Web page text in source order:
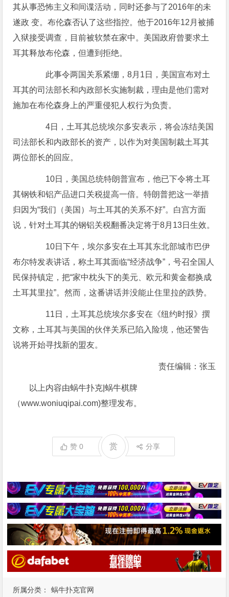
所属分类： 蜗牛扑克官网
其从事恐怖主义和间谍活动，同时还参与了2016年的未
遂政 变。布伦森否认了这些指控。他于2016年12月被捕
入狱接受调查，目前被软禁在家中。美国政府曾要求土
耳其释放布伦森，但遭到拒绝。
此事令两国关系紧绷，8月1日，美国宣布对土
耳其的司法部长和内政部长实施制裁，理由是他们需对
施加在布伦森身上的严重侵犯人权行为负责。
4日，土耳其总统埃尔多安表示，将会冻结美国
司法部长和内政部长的资产，以作为对美国制裁土耳其
两位部长的回应。
10日，美国总统特朗普宣布，他已下令将土耳
其钢铁和铝产品进口关税提高一倍。特朗普把这一举措
归因为“我们（美国）与土耳其的关系不好”。白宫方面
说，针对土耳其的钢铝关税翻番决定将于8月13日生效。
10日下午，埃尔多安在土耳其东北部城市巴伊
布尔特发表讲话，称土耳其面临“经济战争”，号召全国人
民保持镇定，把“家中枕头下的美元、欧元和黄金都换成
土耳其里拉”。然而，这番讲话并没能止住里拉的跌势。
11日，土耳其总统埃尔多安在《纽约时报》撰
文称，土耳其与美国的伙伴关系已陷入险境，他还警告
说将开始寻找新的盟友。
责任编辑：张玉
以上内容由蜗牛扑克|蜗牛棋牌
（www.woniuqipai.com)整理发布。
赞0 赏 分享